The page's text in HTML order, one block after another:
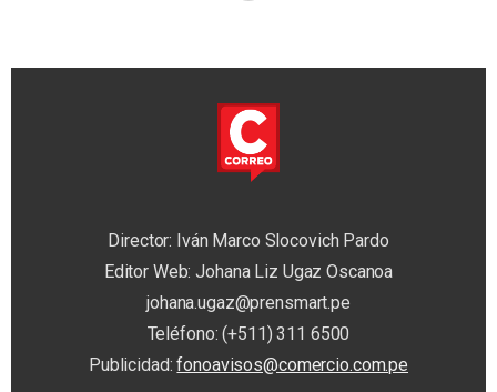
Director: Iván Marco Slocovich Pardo
Editor Web: Johana Liz Ugaz Oscanoa
johana.ugaz@prensmart.pe
Teléfono: (+511) 311 6500
Publicidad:fonoavisos@comercio.com.pe